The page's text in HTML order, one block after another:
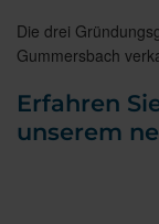
Die drei
Gummersbach
Erfahren
unserem